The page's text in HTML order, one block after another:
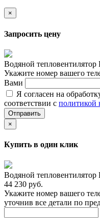
×
Запросить цену
Водяной
Укажите номер вашего
Вами
Я согласен на
соответствии с политикой
Отправить
×
Купить в один клик
Водяной
44 230 руб.
Укажите номер вашего
уточнив все детали по